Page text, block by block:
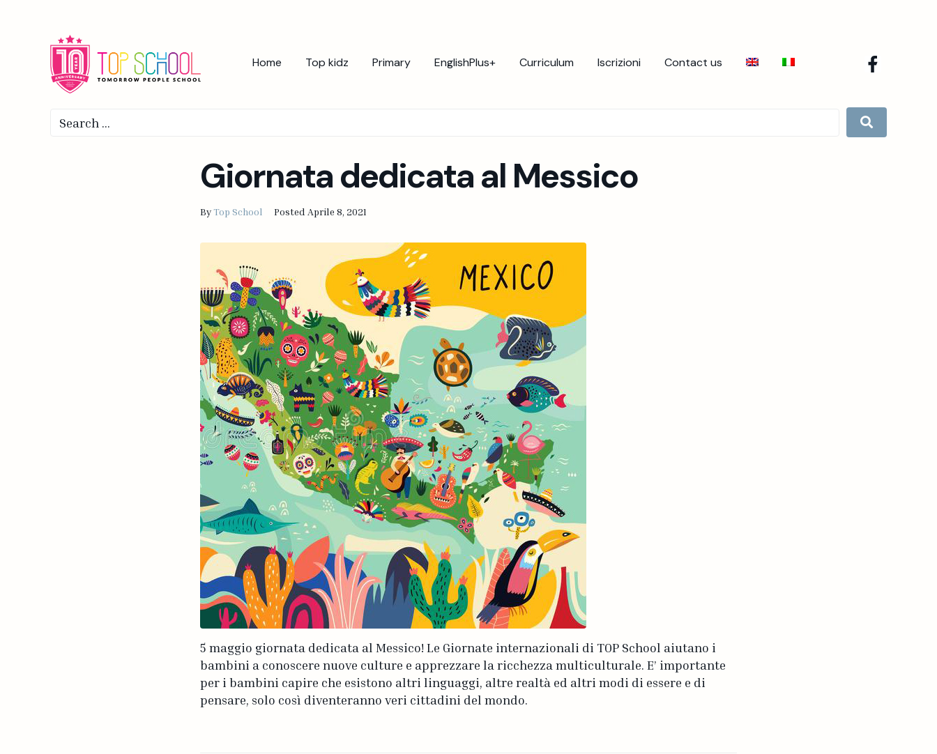
Home Top kidz Primary EnglishPlus+ Curriculum Iscrizioni Contact us
Giornata dedicata al Messico
ByTop School Posted Aprile 8, 2021
5 maggio giornata dedicata al Messico! Le Giornate internazionali di TOP School aiutano i
bambini a conoscere nuove culture e apprezzare la ricchezza multiculturale. E’ importante
per i bambini capire che esistono altri linguaggi, altre realtà ed altri modi di essere e di
pensare, solo così diventeranno veri cittadini del mondo.